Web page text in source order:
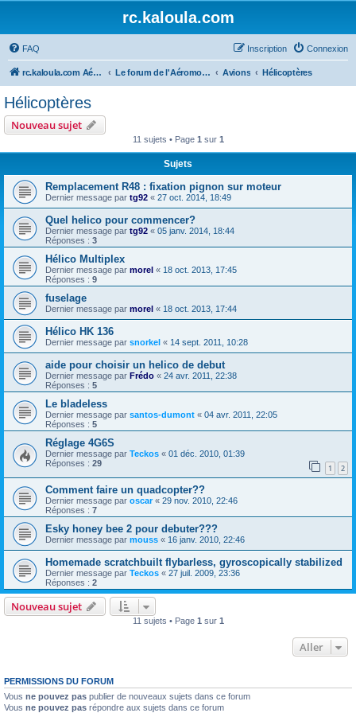
rc.kaloula.com
FAQ Connexion
Inscription
rc.kaloula.com Aéromodélisme Le forum de l'Aéromodélisme Avions Hélicoptères
Hélicoptères
Nouveau sujet
11 sujets • Page 1 sur 1
Sujets
Remplacement R48 : fixation pignon sur moteur
Dernier message par tg92 « 27 oct. 2014, 18:49
Quel helico pour commencer?
Dernier message par tg92 « 05 janv. 2014, 18:44
Réponses : 3
Hélico Multiplex
Dernier message par morel « 18 oct. 2013, 17:45
Réponses : 9
fuselage
Dernier message par morel « 18 oct. 2013, 17:44
Hélico HK 136
Dernier message par snorkel « 14 sept. 2011, 10:28
aide pour choisir un helico de debut
Dernier message par Frédo « 24 avr. 2011, 22:38
Réponses : 5
Le bladeless
Dernier message par santos-dumont « 04 avr. 2011, 22:05
Réponses : 5
Réglage 4G6S
Dernier message par Teckos « 01 déc. 2010, 01:39
Réponses : 29 1 2
Comment faire un quadcopter??
Dernier message par oscar« 29 nov. 2010, 22:46
Réponses : 7
Esky honey bee 2 pour debuter???
Dernier message par mouss « 16 janv. 2010, 22:46
Homemade scratchbuilt flybarless, gyroscopically stabilized
Dernier message par Teckos « 27 juil. 2009, 23:36
Réponses : 2
Nouveau sujet
11 sujets • Page 1 sur 1
Aller
PERMISSIONS DU FORUM
Vous ne pouvez pas publier de nouveaux sujets dans ce forum
Vous ne pouvez pas répondre aux sujets dans ce forum